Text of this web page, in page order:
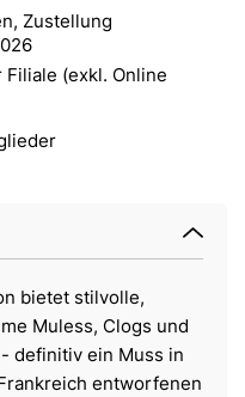
Zustellung
(exkl. Online
bietet stilvolle,
Muless, Clogs und
definitiv ein Muss in
entworfenen